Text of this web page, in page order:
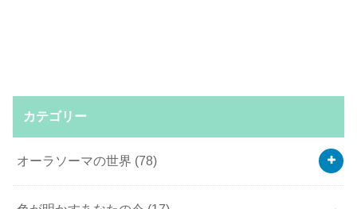
カテゴリー
オーラソーマの世界 (78)